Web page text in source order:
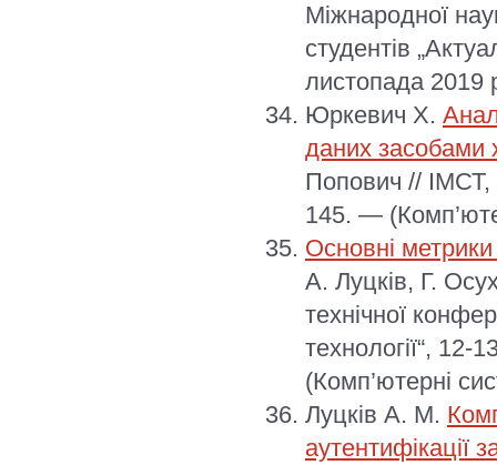
Міжнародної
студентів
листопада
Юркевич Х.
даних засобами
Попович //
145. —
Основні
А. Луцків, Г.
технічної
технології“,
(Комп’ютерні
Луцків А. М.
аутентифікації